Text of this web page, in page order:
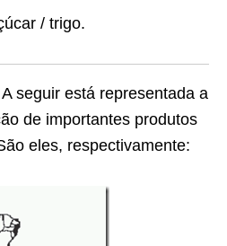
/ trigo.
seguir está representada a
de importantes produtos
eles, respectivamente: